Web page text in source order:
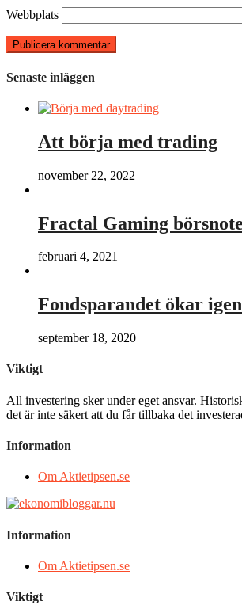
Webbplats
Senaste inläggen
Att börja med trading
november 22, 2022
Fractal Gaming
februari 4, 2021
Fondsparandet ökar igen
september 18, 2020
Viktigt
All investering sker under eget ansvar.
det är inte säkert att du får tillbaka det
Information
Om Aktietipsen.se
Information
Om Aktietipsen.se
Viktigt